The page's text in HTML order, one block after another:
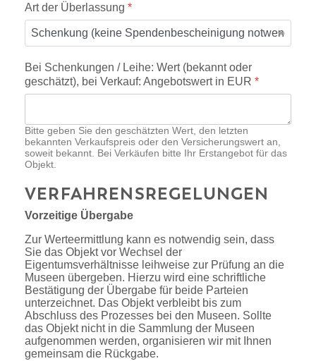
Art der Überlassung *
Bei Schenkungen / Leihe: Wert (bekannt oder
geschätzt), bei Verkauf: Angebotswert in EUR *
Bitte geben Sie den geschätzten Wert, den letzten
bekannten Verkaufspreis oder den Versicherungswert an,
soweit bekannt. Bei Verkäufen bitte Ihr Erstangebot für das
Objekt.
VERFAHRENSREGELUNGEN
Vorzeitige Übergabe
Zur Werteermittlung kann es notwendig sein, dass
Sie das Objekt vor Wechsel der
Eigentumsverhältnisse leihweise zur Prüfung an die
Museen übergeben. Hierzu wird eine schriftliche
Bestätigung der Übergabe für beide Parteien
unterzeichnet. Das Objekt verbleibt bis zum
Abschluss des Prozesses bei den Museen. Sollte
das Objekt nicht in die Sammlung der Museen
aufgenommen werden, organisieren wir mit Ihnen
gemeinsam die Rückgabe.